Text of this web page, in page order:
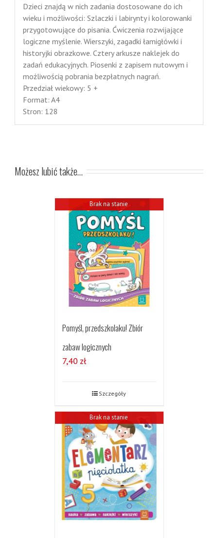
Dzieci znajdą w nich zadania dostosowane do ich
wieku i możliwości: Szlaczki i labirynty i kolorowanki
przygotowujące do pisania. Ćwiczenia rozwijające
logiczne myślenie. Wierszyki, zagadki łamigłówki i
historyjki obrazkowe. Cztery arkusze naklejek do
zadań edukacyjnych. Piosenki z zapisem nutowym i
możliwością pobrania bezpłatnych nagrań.
Przedział wiekowy: 5 +
Format: A4
Stron: 128
Możesz lubić także…
Brak na stanie
Pomyśl, przedszkolaku! Zbiór
zabaw logicznych
7,40 zł
Szczegóły
Brak na stanie